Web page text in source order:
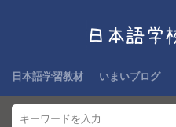
日本語学習教材 いまいブログ